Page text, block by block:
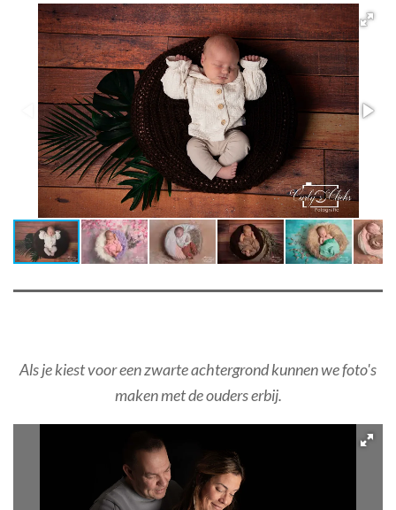
Als je kiest voor een zwarte achtergrond kunnen we foto's
maken met de ouders erbij.